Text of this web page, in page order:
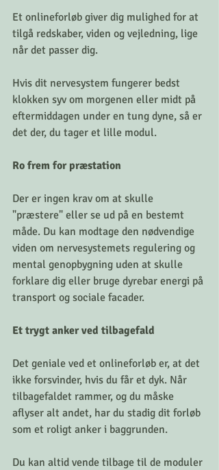
Et onlineforløb giver dig mulighed for at
tilgå redskaber, viden og vejledning, lige
når det passer dig.
Hvis dit nervesystem fungerer bedst
klokken syv om morgenen eller midt på
eftermiddagen under en tung dyne, så er
det der, du tager et lille modul.
Ro frem for præstation
Der er ingen krav om at skulle
"præstere" eller se ud på en bestemt
måde. Du kan modtage den nødvendige
viden om nervesystemets regulering og
mental genopbygning uden at skulle
forklare dig eller bruge dyrebar energi på
transport og sociale facader.
Et trygt anker ved tilbagefald
Det geniale ved et onlineforløb er, at det
ikke forsvinder, hvis du får et dyk. Når
tilbagefaldet rammer, og du måske
aflyser alt andet, har du stadig dit forløb
som et roligt anker i baggrunden.
Du kan altid vende tilbage til de moduler